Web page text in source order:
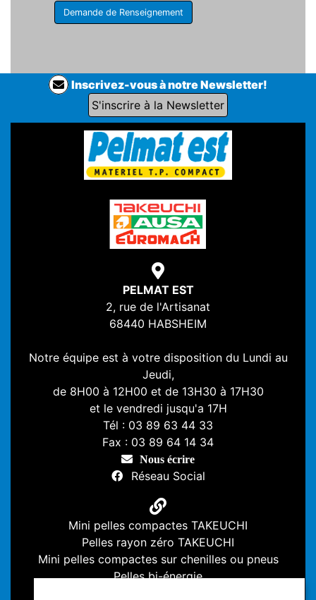
Demande de Renseignement
Inscrivez-vous à notre Newsletter!
S'inscrire à la Newsletter
PELMAT EST
2, rue de l'Artisanat
68440 HABSHEIM
Notre équipe est à votre disposition du Lundi au
Jeudi,
de 8H00 à 12H00 et de 13H30 à 17H30
et le vendredi jusqu'a 17H
Tél : 03 89 63 44 33
Fax : 03 89 64 14 34
Nous écrire
Réseau Social
Mini pelles compactes TAKEUCHI
Pelles rayon zéro TAKEUCHI
Mini pelles compactes sur chenilles ou pneus
Pelles bi-énergie